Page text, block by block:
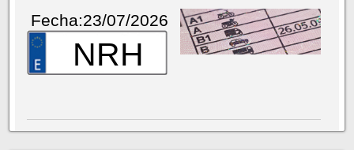
Fecha:23/07/2026
NRH